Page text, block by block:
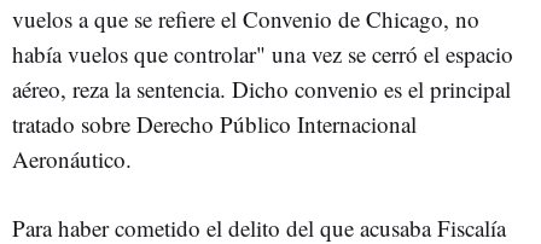
vuelos a que se refiere el Convenio de Chicago, no
había vuelos que controlar" una vez se cerró el espacio
aéreo, reza la sentencia. Dicho convenio es el principal
tratado sobre Derecho Público Internacional
Aeronáutico.
Para haber cometido el delito del que acusaba Fiscalía